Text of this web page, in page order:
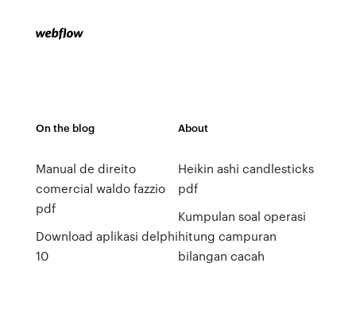
On the blog
Manual de direito
comercial waldo fazzio
pdf
Download aplikasi delphi
10
About
Heikin ashi candlesticks
pdf
Kumpulan soal operasi
hitung campuran
bilangan cacah